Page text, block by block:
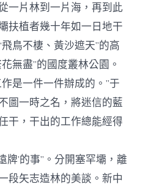
片林到一片海，再到此
扶植者幾十年如一日地干
鳥不棲、黃沙遮天”的高
無盡”的國度叢林公園。
是一件一件辦成的。”于
圖一時之名，將迷信的藍
干，干出的工作總能經得
’的事”。分開塞罕壩，離
段矢志造林的美談。新中